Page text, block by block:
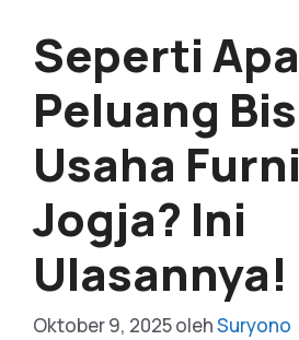
Seperti Apa
Peluang
Usaha
Jogja? Ini
Ulasannya!
Oktober 9, 2025olehSuryono